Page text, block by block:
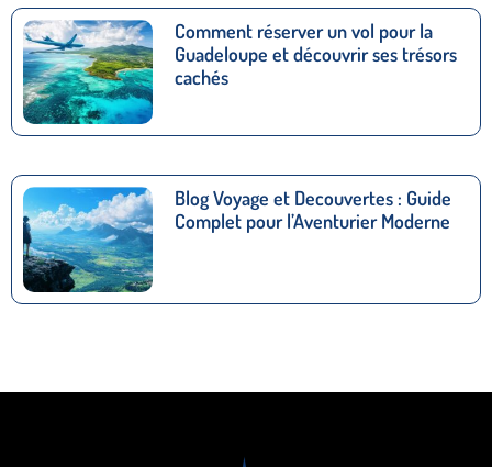
Comment réserver un vol pour la
Guadeloupe et découvrir ses trésors
cachés
Blog Voyage et Decouvertes : Guide
Complet pour l’Aventurier Moderne